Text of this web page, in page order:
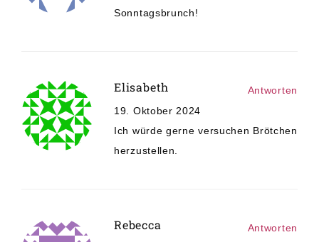
Sonntagsbrunch!
Elisabeth
19. Oktober 2024
Ich würde gerne versuchen Brötchen
herzustellen.
Antworten
Rebecca Antworten